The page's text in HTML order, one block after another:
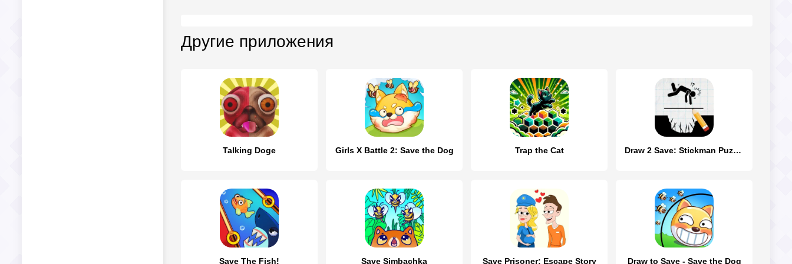
Другие приложения
Talking Doge Girls X Battle 2: Save the Dog Trap the Cat Draw 2 Save: Stickman Puzzle
Save The Fish! Save Simbachka Save Prisoner: Escape Story Draw to Save - Save the Dog